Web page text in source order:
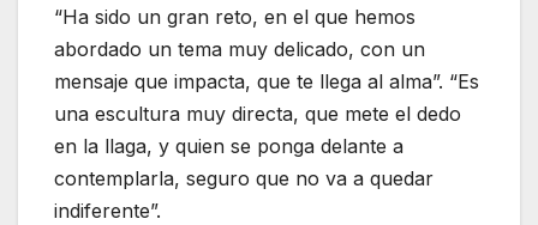
“Ha sido un gran reto, en el que hemos
abordado un tema muy delicado, con un
mensaje que impacta, que te llega al alma”. “Es
una escultura muy directa, que mete el dedo
en la llaga, y quien se ponga delante a
contemplarla, seguro que no va a quedar
indiferente”.